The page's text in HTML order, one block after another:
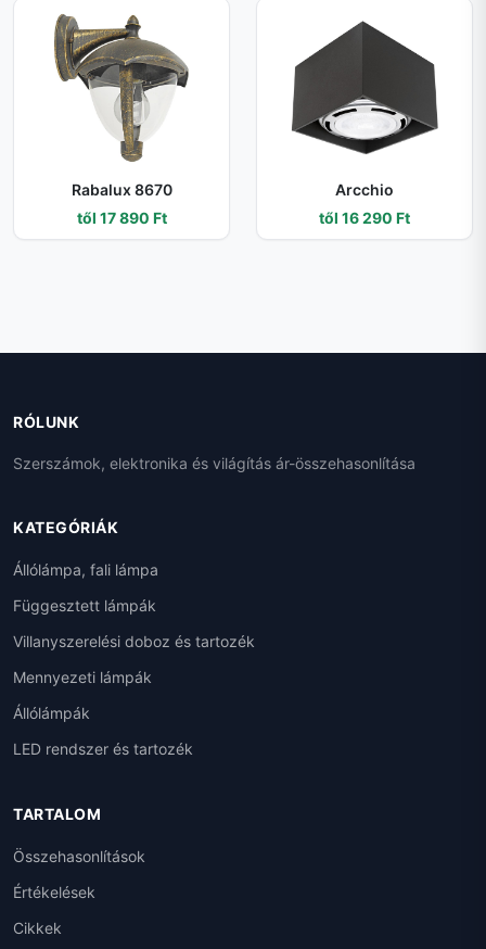
Rabalux 8670
től 17 890 Ft
Arcchio
től 16 290 Ft
RÓLUNK
Szerszámok, elektronika és világítás ár-összehasonlítása
KATEGÓRIÁK
Állólámpa, fali lámpa
Függesztett lámpák
Villanyszerelési doboz és tartozék
Mennyezeti lámpák
Állólámpák
LED rendszer és tartozék
TARTALOM
Összehasonlítások
Értékelések
Cikkek